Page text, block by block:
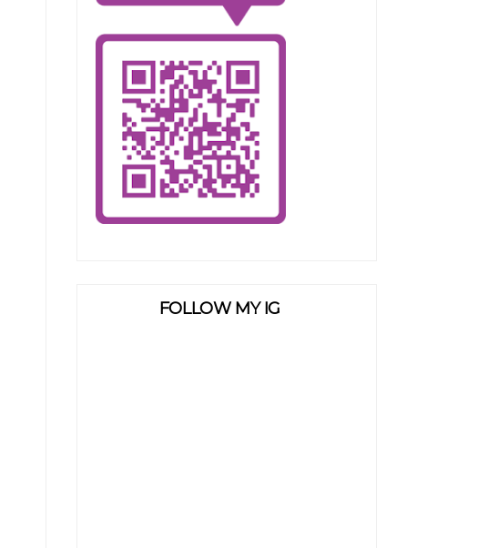
FOLLOW MY IG